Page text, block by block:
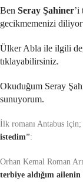
Ben Seray Şahiner’i
gecikmemenizi
Ülker Abla ile ilgili
tıklayabilirsiniz.
Okuduğum Seray
sunuyorum.
İlk romanı Antabus için;
istedim”:
Orhan Kemal Roman
terbiye aldığım